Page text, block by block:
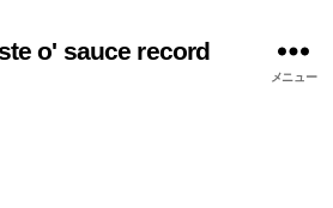
o' sauce record
メニュー